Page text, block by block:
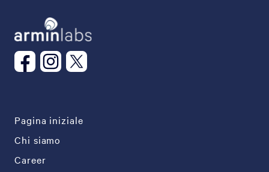
Pagina iniziale
Chi siamo
Career